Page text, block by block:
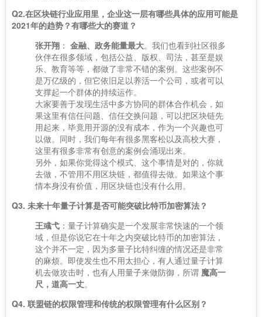
Q2.在区块链行业应用里，企业这一层有哪些具体的应用可能是
2021年的趋势？有哪些大的赛道？
张开翔： 金融、政务能量最大。我们也看到社区很多
伙伴在很多领域，包括公益、版权、司法，甚至是娱
乐、教育等等，都做了非常不错的案例。这些案例不
是万亿级的，但它依旧足以养活一个公司，或者可以
支撑起一个群体的持续运作。
大家要善于发现生活中多方协同的群体合作机会，如
果这里有信任问题、信任交换问题，可以把区块链先
用起来，毕竟用开源的没有成本，作为一个兴趣也可
以做。同时，我们每年有很多黑客松以及高校大赛，
这里有很多非常有创意的案例会涌现出来。
另外，如果你觉得这个模式、这个事情是对的，你就
去做，不管用不用区块链，都值得去做。如果这个事
情本身没有价值，用区块链也没有什么用。
Q3. 未来十年量子计算是否可能突破比特币加密算法？
王彧弋：量子计算确实是一个发展非常快速的一个领
域，但是你说它在十年之内突破比特币的加密算法，
这个并不一定，因为多量子比特纠缠的情况还是非常
的麻烦。即使发生也不用太担心，有人通过量子计算
机去做攻击时，也有人用量子来做防御，所谓 魔高一
尺，道高一丈。
Q4. 联盟链的权限管理和传统的权限管理有什么区别？